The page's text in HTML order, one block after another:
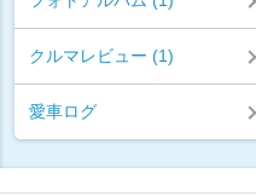
クルマレビュー (1)
愛車ログ